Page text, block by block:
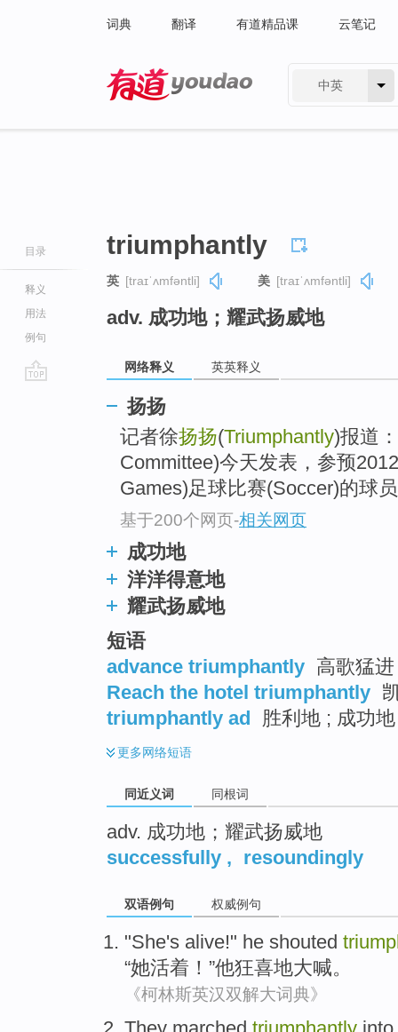
词典 翻译 有道精品课 云笔记
中英
目录
释义
用法
例句
triumphantly
英 [traɪˈʌmfəntli] 美 [traɪˈʌmfəntli]
adv. 成功地；耀武扬威地
网络释义 英英释义
扬扬
记者徐扬扬(Triumphantly)报道
Committee)今天发表，参预
Games)足球比赛(Soccer)的球
基于200个网页-相关网页
成功地
洋洋得意地
耀武扬威地
短语
advance triumphantly 高歌猛
Reach the hotel triumphantly
triumphantly ad
胜利地 ; 成功地
更多网络短语
同近义词 同根词
adv. 成功地；耀武扬威地
successfully , resoundingly
双语例句 权威例句
"She's alive!" he shouted
“她活着 ！”他狂喜地大喊。
《柯林斯英汉双解大词典》